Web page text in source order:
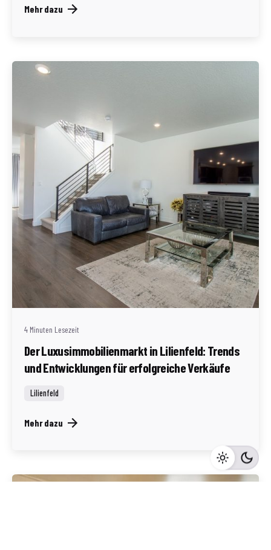
Mehr dazu
Geschrieben von
Redaktion Immofragen Bezirk Lilienfeld (AT)
4 Minuten Lesezeit
Der Luxusimmobilienmarkt in Lilienfeld: Trends
und Entwicklungen für erfolgreiche Verkäufe
Lilienfeld
Mehr dazu